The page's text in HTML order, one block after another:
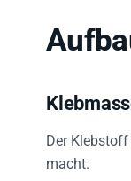
Der
macht.